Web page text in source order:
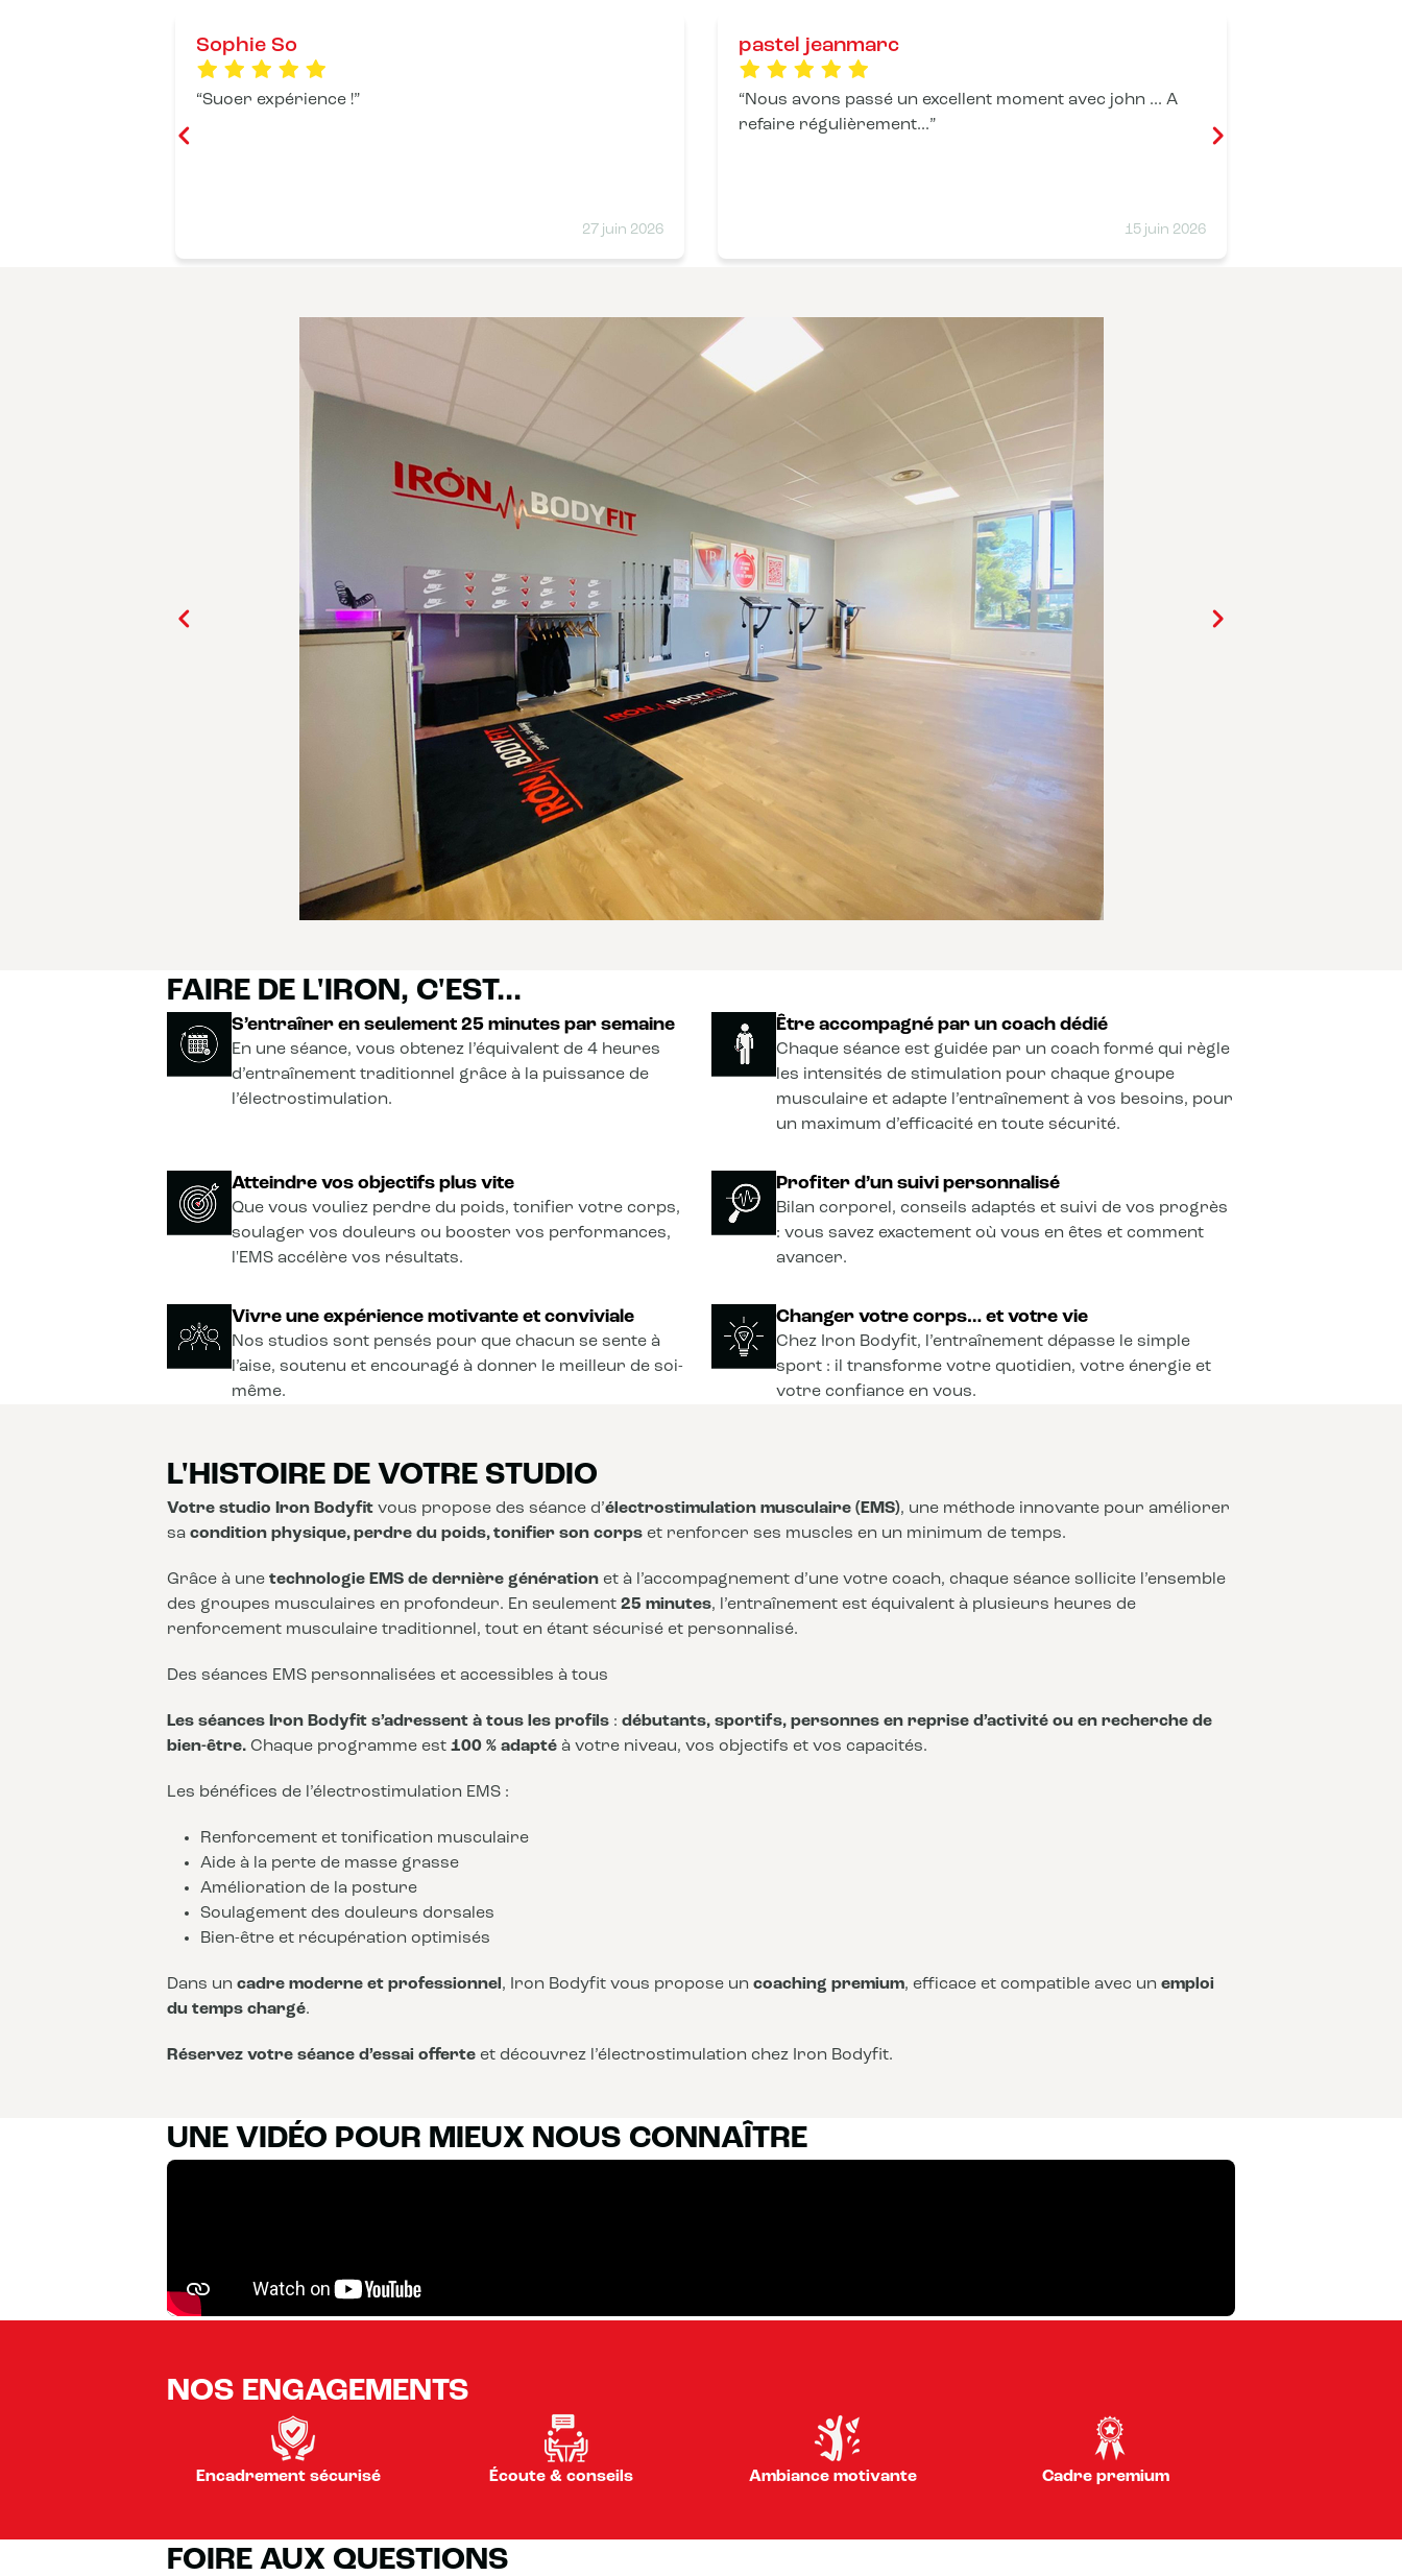
Sophie So
27 juin 2026
Suoer expérience !
pastel jeanmarc
15 juin 2026
Nous avons passé un excellent moment avec john ... A
refaire régulièrement...
FAIRE DE L'IRON, C'EST...
S’entraîner en seulement 25 minutes par semaine
En une séance, vous obtenez l’équivalent de 4 heures
d’entraînement traditionnel grâce à la puissance de
l’électrostimulation.
Être accompagné par un coach dédié
Chaque séance est guidée par un coach formé qui règle
les intensités de stimulation pour chaque groupe
musculaire et adapte l’entraînement à vos besoins, pour
un maximum d’efficacité en toute sécurité.
Atteindre vos objectifs plus vite
Que vous vouliez perdre du poids, tonifier votre corps,
soulager vos douleurs ou booster vos performances,
l'EMS accélère vos résultats.
Profiter d’un suivi personnalisé
Bilan corporel, conseils adaptés et suivi de vos progrès
: vous savez exactement où vous en êtes et comment
avancer.
Vivre une expérience motivante et conviviale
Nos studios sont pensés pour que chacun se sente à
l’aise, soutenu et encouragé à donner le meilleur de soi-
même.
Changer votre corps… et votre vie
Chez Iron Bodyfit, l’entraînement dépasse le simple
sport : il transforme votre quotidien, votre énergie et
votre confiance en vous.
L'HISTOIRE DE VOTRE STUDIO
Votre studio Iron Bodyfit vous propose des séance d’électrostimulation musculaire (EMS), une méthode innovante pour améliorer
sa condition physique, perdre du poids, tonifier son corps et renforcer ses muscles en un minimum de temps.
Grâce à une technologie EMS de dernière génération et à l’accompagnement d’une votre coach, chaque séance sollicite l’ensemble
des groupes musculaires en profondeur. En seulement 25 minutes, l’entraînement est équivalent à plusieurs heures de
renforcement musculaire traditionnel, tout en étant sécurisé et personnalisé.
Des séances EMS personnalisées et accessibles à tous
Les séances Iron Bodyfit s’adressent à tous les profils : débutants, sportifs, personnes en reprise d’activité ou en recherche de
bien-être. Chaque programme est 100 % adapté à votre niveau, vos objectifs et vos capacités.
Les bénéfices de l’électrostimulation EMS :
Renforcement et tonification musculaire
Aide à la perte de masse grasse
Amélioration de la posture
Soulagement des douleurs dorsales
Bien-être et récupération optimisés
Dans un cadre moderne et professionnel , Iron Bodyfit vous propose un coaching premium, efficace et compatible avec un emploi
du temps chargé.
Réservez votre séance d’essai offerte et découvrez l’électrostimulation chez Iron Bodyfit.
UNE VIDÉO POUR MIEUX NOUS CONNAÎTRE
NOS ENGAGEMENTS
Encadrement sécurisé Écoute & conseils Ambiance motivante Cadre premium
FOIRE AUX QUESTIONS